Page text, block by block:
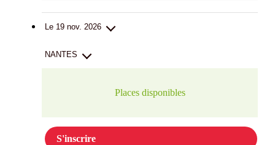
Le 19 nov. 2026
NANTES
Places disponibles
S'inscrire